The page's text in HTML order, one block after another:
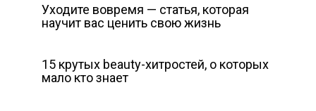
Уходите вовремя — статья, которая
научит вас ценить свою жизнь
15 крутых beauty-хитростей, о которых
мало кто знает